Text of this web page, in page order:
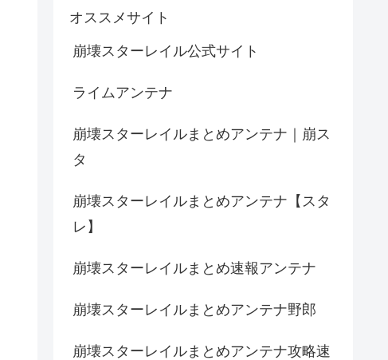
オススメサイト
崩壊スターレイル公式サイト
ライムアンテナ
崩壊スターレイルまとめアンテナ｜崩ス
タ
崩壊スターレイルまとめアンテナ【スタ
レ】
崩壊スターレイルまとめ速報アンテナ
崩壊スターレイルまとめアンテナ野郎
崩壊スターレイルまとめアンテナ攻略速